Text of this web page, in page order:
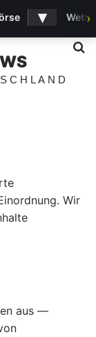
Wir
aus —
▾ ›